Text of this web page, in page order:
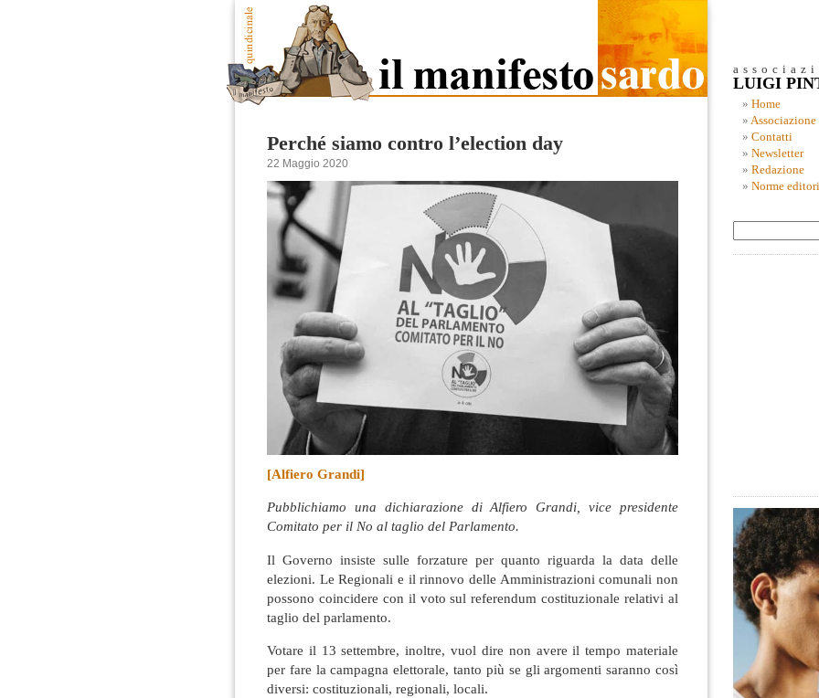
Perché siamo contro l’election day
22 Maggio 2020
[Alfiero Grandi]
Pubblichiamo una dichiarazione di Alfiero Grandi, vice presidente
Comitato per il No al taglio del Parlamento.
Il Governo insiste sulle forzature per quanto riguarda la data delle
elezioni. Le Regionali e il rinnovo delle Amministrazioni comunali non
possono coincidere con il voto sul referendum costituzionale relativi al
taglio del parlamento.
Votare il 13 settembre, inoltre, vuol dire non avere il tempo materiale
per fare la campagna elettorale, tanto più se gli argomenti saranno così
diversi: costituzionali, regionali, locali.
LUIGI
Home
Associazione
Contatti
Newsletter
Redazione
Norme